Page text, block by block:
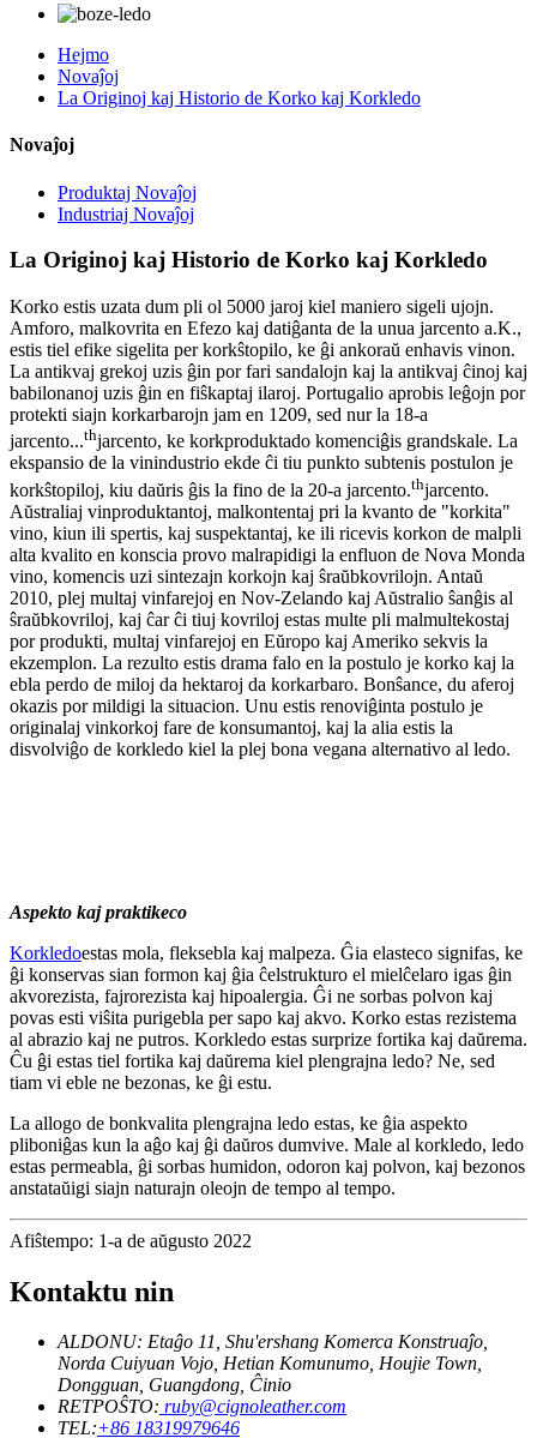
Hejmo
Novaĵoj
La Originoj kaj Historio de Korko kaj Korkledo
Novaĵoj
Produktaj Novaĵoj
Industriaj Novaĵoj
La Originoj kaj Historio de Korko kaj Korkledo
Korko estis uzata dum pli ol 5000 jaroj kiel maniero sigeli ujojn.
Amforo, malkovrita en Efezo kaj datiĝanta de la unua jarcento a.K.,
estis tiel efike sigelita per korkŝtopilo, ke ĝi ankoraŭ enhavis vinon.
La antikvaj grekoj uzis ĝin por fari sandalojn kaj la antikvaj ĉinoj kaj
babilonanoj uzis ĝin en fiŝkaptaj ilaroj. Portugalio aprobis leĝojn por
protekti siajn korkarbarojn jam en 1209, sed nur la 18-a
jarcento...thjarcento, ke korkproduktado komenciĝis grandskale. La
ekspansio de la vinindustrio ekde ĉi tiu punkto subtenis postulon je
korkŝtopiloj, kiu daŭris ĝis la fino de la 20-a jarcento.thjarcento.
Aŭstraliaj vinproduktantoj, malkontentaj pri la kvanto de "korkita"
vino, kiun ili spertis, kaj suspektantaj, ke ili ricevis korkon de malpli
alta kvalito en konscia provo malrapidigi la enfluon de Nova Monda
vino, komencis uzi sintezajn korkojn kaj ŝraŭbkovrilojn. Antaŭ
2010, plej multaj vinfarejoj en Nov-Zelando kaj Aŭstralio ŝanĝis al
ŝraŭbkovriloj, kaj ĉar ĉi tiuj kovriloj estas multe pli malmultekostaj
por produkti, multaj vinfarejoj en Eŭropo kaj Ameriko sekvis la
ekzemplon. La rezulto estis drama falo en la postulo je korko kaj la
ebla perdo de miloj da hektaroj da korkarbaro. Bonŝance, du aferoj
okazis por mildigi la situacion. Unu estis renoviĝinta postulo je
originalaj vinkorkoj fare de konsumantoj, kaj la alia estis la
disvolviĝo de korkledo kiel la plej bona vegana alternativo al ledo.
Aspekto kaj praktikeco
Korkledoestas mola, fleksebla kaj malpeza. Ĝia elasteco signifas, ke
ĝi konservas sian formon kaj ĝia ĉelstrukturo el mielĉelaro igas ĝin
akvorezista, fajrorezista kaj hipoalergia. Ĝi ne sorbas polvon kaj
povas esti viŝita purigebla per sapo kaj akvo. Korko estas rezistema
al abrazio kaj ne putros. Korkledo estas surprize fortika kaj daŭrema.
Ĉu ĝi estas tiel fortika kaj daŭrema kiel plengrajna ledo? Ne, sed
tiam vi eble ne bezonas, ke ĝi estu.
La allogo de bonkvalita plengrajna ledo estas, ke ĝia aspekto
pliboniĝas kun la aĝo kaj ĝi daŭros dumvive. Male al korkledo, ledo
estas permeabla, ĝi sorbas humidon, odoron kaj polvon, kaj bezonos
anstataŭigi siajn naturajn oleojn de tempo al tempo.
Afiŝtempo: 1-a de aŭgusto 2022
Kontaktu nin
ALDONU: Etaĝo 11, Shu'ershang Komerca Konstruaĵo,
Norda Cuiyuan Vojo, Hetian Komunumo, Houjie Town,
Dongguan, Guangdong, Ĉinio
RETPOŜTO: ruby@cignoleather.com
TEL:+86 18319979646